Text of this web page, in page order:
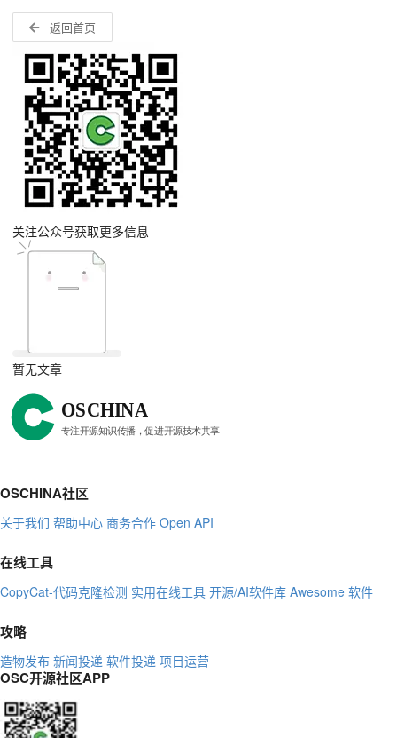
返回首页
关注公众号获取更多信息
暂无文章
OSCHINA社区
关于我们 帮助中心 商务合作 Open API
在线工具
CopyCat-代码克隆检测 实用在线工具 开源/AI软件库 Awesome 软件
攻略
造物发布 新闻投递 软件投递 项目运营
OSC开源社区APP